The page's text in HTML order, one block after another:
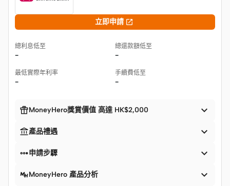
立即申請 
總利息低至
-
總還款額低至
-
最低實際年利率
-
手續費低至
-
MoneyHero獎賞價值 高達 HK$2,000 
產品禮遇 
申請步驟 
MoneyHero 產品分析 